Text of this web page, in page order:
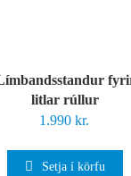
litlar rúllur
1.990 kr.
Setja í körfu